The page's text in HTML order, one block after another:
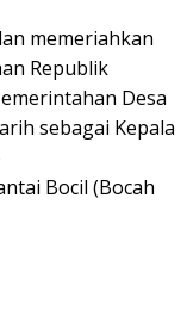
memeriahkan
Republik
Desa
sebagai Kepala
Bocil (Bocah